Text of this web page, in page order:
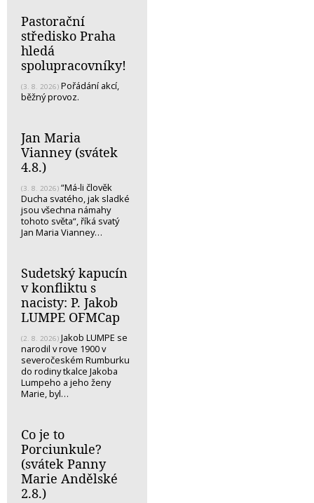
Pastorační
středisko Praha
hledá
spolupracovníky!
(3. 8. 2026) Pořádání akcí,
běžný provoz.
Jan Maria
Vianney (svátek
4.8.)
(3. 8. 2026) “Má-li člověk
Ducha svatého, jak sladké
jsou všechna námahy
tohoto světa“, říká svatý
Jan Maria Vianney…
Sudetský kapucín
v konfliktu s
nacisty: P. Jakob
LUMPE OFMCap
(2. 8. 2026) Jakob LUMPE se
narodil v rove 1900 v
severočeském Rumburku
do rodiny tkalce Jakoba
Lumpeho a jeho ženy
Marie, byl…
Co je to
Porciunkule?
(svátek Panny
Marie Andělské
2.8.)